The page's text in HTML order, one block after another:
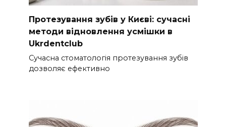
Протезування зубів у Києві: сучасні
методи відновлення усмішки в
Ukrdentclub
Сучасна стоматологія протезування зубів
дозволяє ефективно